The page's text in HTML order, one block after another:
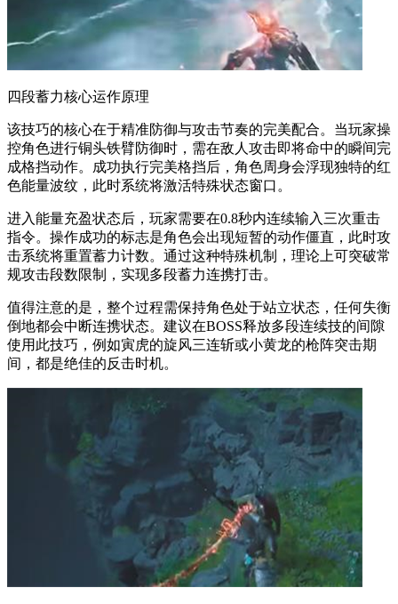
四段蓄力核心运作原理
该技巧的核心在于精准防御与攻击节奏的完美配合。当玩家操
控角色进行铜头铁臂防御时，需在敌人攻击即将命中的瞬间完
成格挡动作。成功执行完美格挡后，角色周身会浮现独特的红
色能量波纹，此时系统将激活特殊状态窗口。
进入能量充盈状态后，玩家需要在0.8秒内连续输入三次重击
指令。操作成功的标志是角色会出现短暂的动作僵直，此时攻
击系统将重置蓄力计数。通过这种特殊机制，理论上可突破常
规攻击段数限制，实现多段蓄力连携打击。
值得注意的是，整个过程需保持角色处于站立状态，任何失衡
倒地都会中断连携状态。建议在BOSS释放多段连续技的间隙
使用此技巧，例如寅虎的旋风三连斩或小黄龙的枪阵突击期
间，都是绝佳的反击时机。